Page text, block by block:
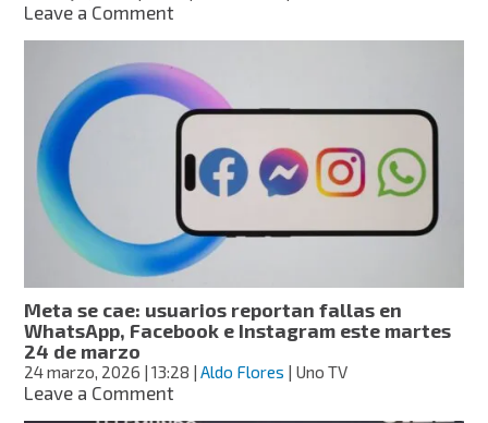
Leave a Commenton
en
llanto
y
habla
del
trauma
la
marcó
en
emotivo
video
Meta se cae: usuarios reportan fallas en
WhatsApp, Facebook e Instagram este martes
24 de marzo
24 marzo, 2026 | 13:28 |Aldo Flores | Uno TV
Leave a Commenton